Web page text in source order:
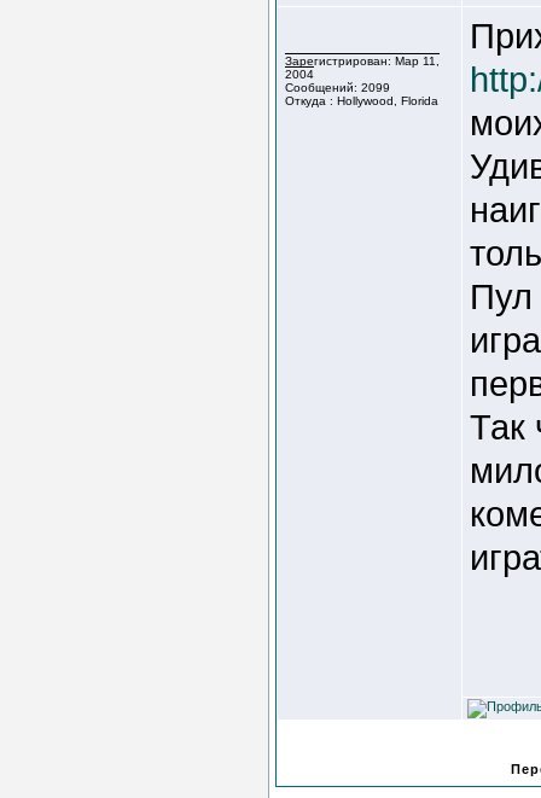
Зарегистрирован: Мар 11,
2004
Сообщений: 2099
Откуда : Hollywood, Florida
Пул
Так